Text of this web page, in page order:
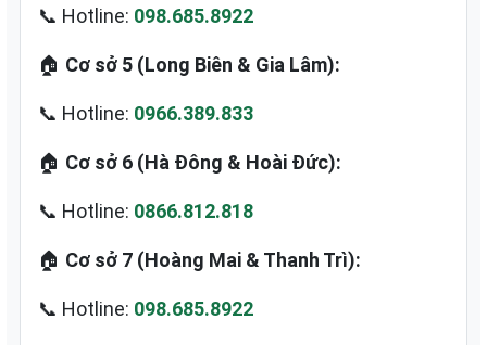
📞 Hotline: 098.685.8922
🏠 Cơ sở 5 (Long Biên & Gia Lâm):
📞 Hotline: 0966.389.833
🏠 Cơ sở 6 (Hà Đông & Hoài Đức):
📞 Hotline: 0866.812.818
🏠 Cơ sở 7 (Hoàng Mai & Thanh Trì):
📞 Hotline: 098.685.8922